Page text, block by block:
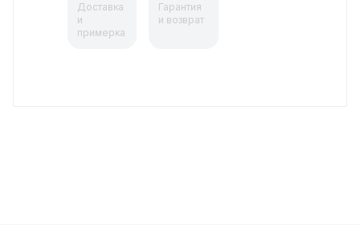
Доставка
и
примерка
Гарантия
и возврат